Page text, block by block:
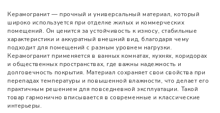
Керамогранит — прочный и универсальный материал, который
широко используется при отделке жилых и коммерческих
помещений. Он ценится за устойчивость к износу, стабильные
характеристики и аккуратный внешний вид, благодаря чему
подходит для помещений с разным уровнем нагрузки.
Керамогранит применяется в ванных комнатах, кухнях, коридорах
и общественных пространствах, где важны надежность и
долговечность покрытия. Материал сохраняет свои свойства при
перепадах температуры и повышенной влажности, что делает его
практичным решением для повседневной эксплуатации. Такой
товар гармонично вписывается в современные и классические
интерьеры.